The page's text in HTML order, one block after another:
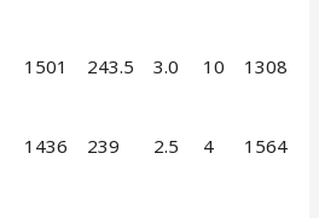
1501 243.5 3.0 10 1308
1436 239 2.5 4 1564